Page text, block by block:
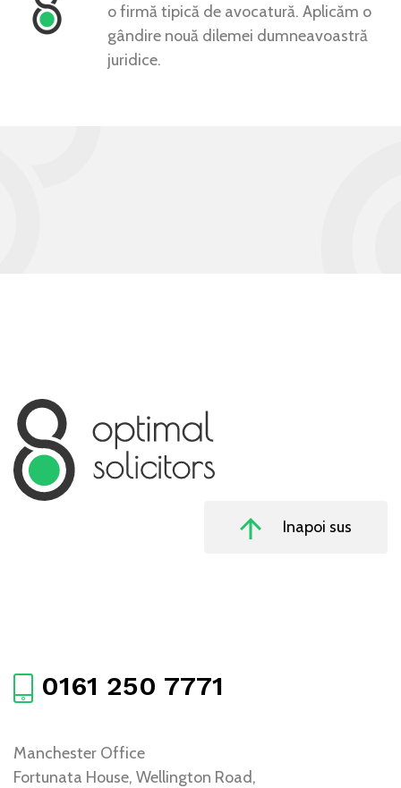
o firmă tipică de avocatură. Aplicăm o
gândire nouă dilemei dumneavoastră
juridice.
Inapoi sus
0161 250 7771
Manchester Office
Fortunata House, Wellington Road,